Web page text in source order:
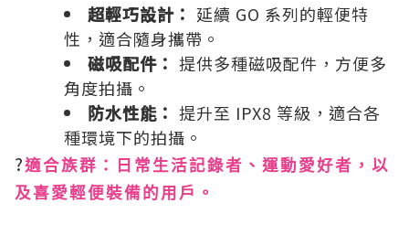
超輕巧設計： 延續 GO 系列的輕便特
性，適合隨身攜帶。
磁吸配件： 提供多種磁吸配件，方便多
角度拍攝。
防水性能： 提升至 IPX8 等級，適合各
種環境下的拍攝。
?適合族群：日常生活記錄者、運動愛好者，以
及喜愛輕便裝備的用戶。